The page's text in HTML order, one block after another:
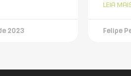
2023
LEIA
Felipe